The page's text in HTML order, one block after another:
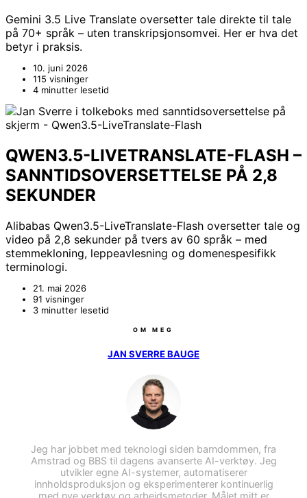
Gemini 3.5 Live Translate oversetter tale direkte til tale
på 70+ språk – uten transkripsjonsomvei. Her er hva det
betyr i praksis.
10. juni 2026
115 visninger
4 minutter lesetid
QWEN3.5-LIVETRANSLATE-FLASH –
SANNTIDSOVERSETTELSE PÅ 2,8
SEKUNDER
Alibabas Qwen3.5-LiveTranslate-Flash oversetter tale og
video på 2,8 sekunder på tvers av 60 språk – med
stemmekloning, leppeavlesning og domenespesifikk
terminologi.
21. mai 2026
91 visninger
3 minutter lesetid
OM MEG
JAN SVERRE BAUGE
Jeg har jobbet med teknologi siden barndommen, fra
Amstrad og BBS til dagens avanserte AI-verktøy. Jeg
utvikler egne AI-systemer, automatiserer
innholdsproduksjon og eksperimenterer kontinuerlig